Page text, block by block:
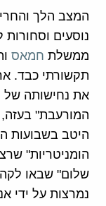
המצב הלך
נוסעים וסחורות
ממשלת חמאס
תקשורתי כבד.
את נחישותה של
המורעבת" בעזה,
היטב בשבועות
הומניטריות"
שלום" שבאו
נמרצות על ידי